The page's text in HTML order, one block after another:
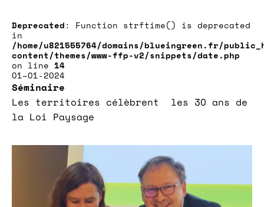
Deprecated: Function strftime() is deprecated
in
/home/u821555764/domains/blueingreen.fr/
content/themes/www-ffp-v2/snippets/date.php
on line 14
01–01-2024
Séminaire
Les territoires célèbrent les 30 ans de
la Loi Paysage